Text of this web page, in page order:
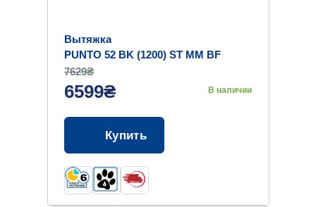
Вытяжка
PUNTO 52 BK (1200) ST MM BF
7629₴
6599₴ В наличии
Купить